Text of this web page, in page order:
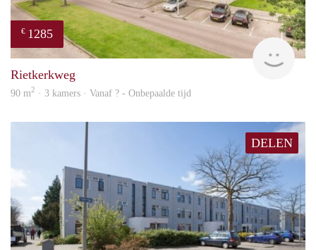
€ 1285
rent
Rietkerkweg
90 m2 · 3 kamers · Vanaf ? - Onbepaalde tijd
DELEN